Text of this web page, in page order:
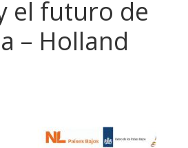
el futuro de
– Holland